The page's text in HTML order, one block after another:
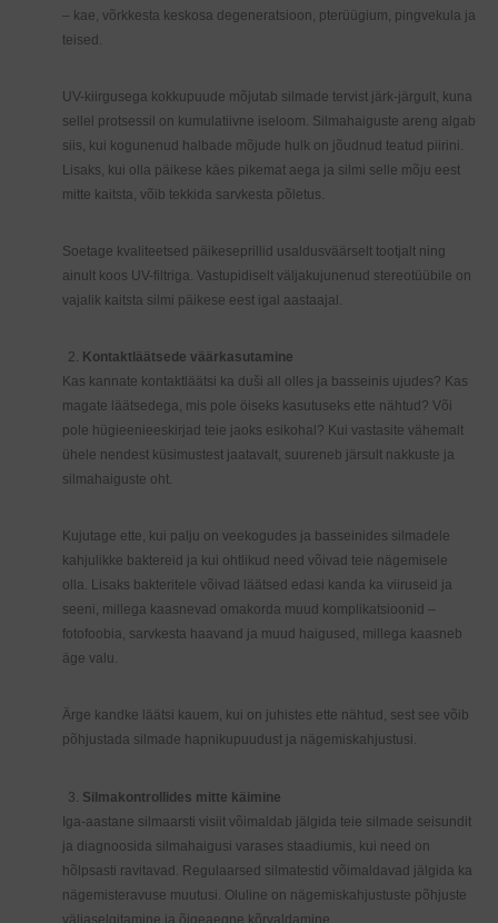
– kae, võrkkesta keskosa degeneratsioon, pterüügium, pingvekula ja
teised.
UV-kiirgusega kokkupuude mõjutab silmade tervist järk-järgult, kuna
sellel protsessil on kumulatiivne iseloom. Silmahaiguste areng algab
siis, kui kogunenud halbade mõjude hulk on jõudnud teatud piirini.
Lisaks, kui olla päikese käes pikemat aega ja silmi selle mõju eest
mitte kaitsta, võib tekkida sarvkesta põletus.
Soetage kvaliteetsed päikeseprillid usaldusväärselt tootjalt ning
ainult koos UV-filtriga. Vastupidiselt väljakujunenud stereotüübile on
vajalik kaitsta silmi päikese eest igal aastaajal.
Kontaktläätsede väärkasutamine
Kas kannate kontaktläätsi ka duši all olles ja basseinis ujudes? Kas
magate läätsedega, mis pole öiseks kasutuseks ette nähtud? Või
pole hügieenieeskirjad teie jaoks esikohal? Kui vastasite vähemalt
ühele nendest küsimustest jaatavalt, suureneb järsult nakkuste ja
silmahaiguste oht.
Kujutage ette, kui palju on veekogudes ja basseinides silmadele
kahjulikke baktereid ja kui ohtlikud need võivad teie nägemisele
olla. Lisaks bakteritele võivad läätsed edasi kanda ka viiruseid ja
seeni, millega kaasnevad omakorda muud komplikatsioonid –
fotofoobia, sarvkesta haavand ja muud haigused, millega kaasneb
äge valu.
Ärge kandke läätsi kauem, kui on juhistes ette nähtud, sest see võib
põhjustada silmade hapnikupuudust ja nägemiskahjustusi.
Silmakontrollides mitte käimine
Iga-aastane silmaarsti visiit võimaldab jälgida teie silmade seisundit
ja diagnoosida silmahaigusi varases staadiumis, kui need on
hõlpsasti ravitavad. Regulaarsed silmatestid võimaldavad jälgida ka
nägemisteravuse muutusi. Oluline on nägemiskahjustuste põhjuste
väljaselgitamine ja õigeaegne kõrvaldamine.